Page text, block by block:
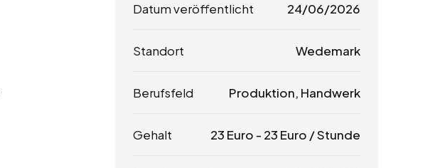
Datum veröffentlicht 24/06/2026
Standort Wedemark
Berufsfeld Produktion, Handwerk
Gehalt 23 Euro - 23 Euro / Stunde